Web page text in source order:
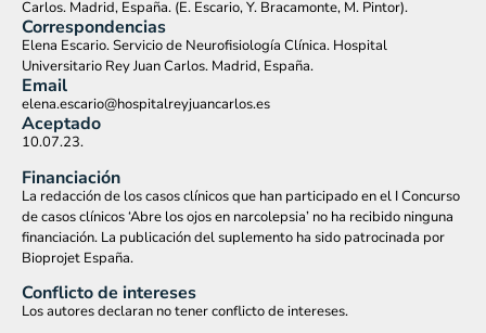
Carlos. Madrid, España. (E. Escario, Y. Bracamonte, M. Pintor).
Correspondencias
Elena Escario. Servicio de Neurofisiología Clínica. Hospital
Universitario Rey Juan Carlos. Madrid, España.
Email
elena.escario@hospitalreyjuancarlos.es
Aceptado
10.07.23.
Financiación
La redacción de los casos clínicos que han participado en el I Concurso
de casos clínicos ‘Abre los ojos en narcolepsia’ no ha recibido ninguna
financiación. La publicación del suplemento ha sido patrocinada por
Bioprojet España.
Conflicto de intereses
Los autores declaran no tener conflicto de intereses.